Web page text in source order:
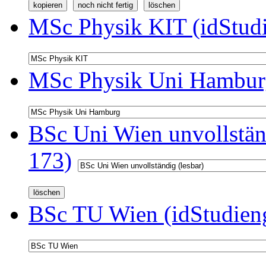
MSc Physik KIT
MSc Physik Uni
BSc Uni Wien
173)
BSc TU Wien